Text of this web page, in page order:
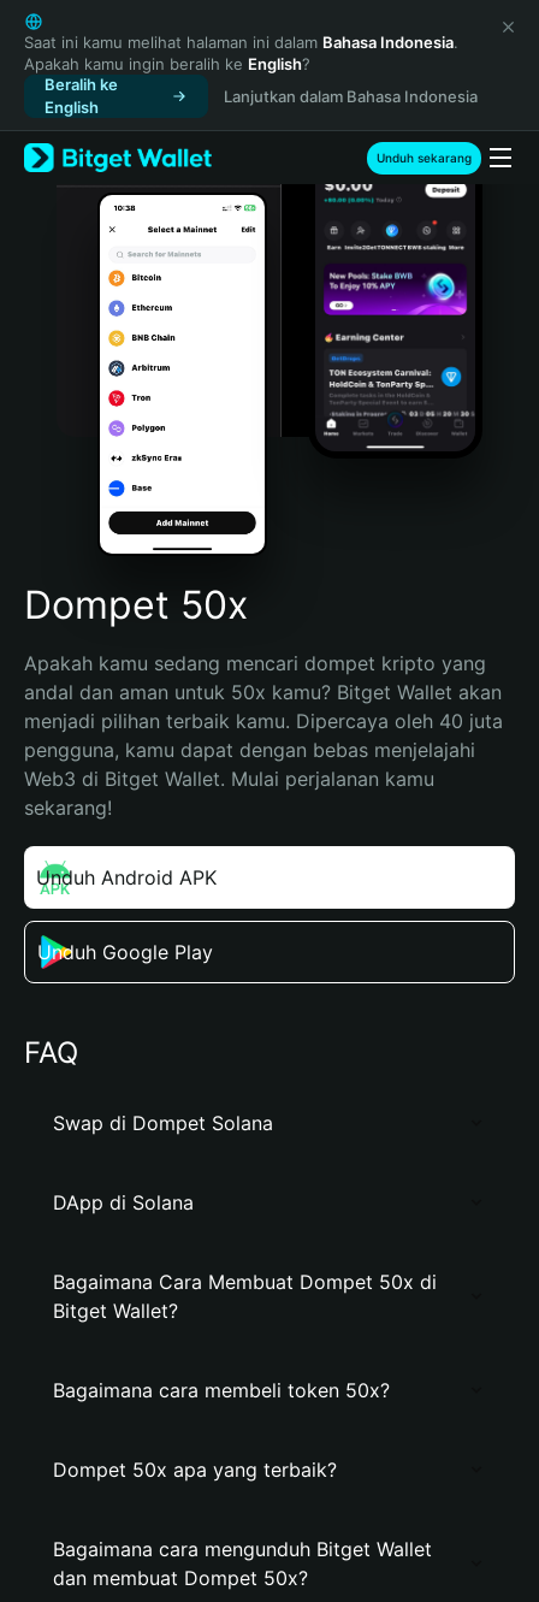
English
日本語
Tiếng Việt
Русский
Español (Latinoamérica)
Türkçe
Italiano
Português (Portugal)
Bahasa Indonesia
Português (Brasil)
Español (Argentina)
Saat ini kamu melihat halaman ini dalam Bahasa Indonesia.
Apakah kamu ingin beralih ke English?
Beralih ke
English
Lanjutkan dalam Bahasa Indonesia
Unduh sekarang
Dompet 50x
Apakah kamu sedang mencari dompet kripto yang
andal dan aman untuk 50x kamu? Bitget Wallet akan
menjadi pilihan terbaik kamu. Dipercaya oleh 40 juta
pengguna, kamu dapat dengan bebas menjelajahi
Web3 di Bitget Wallet. Mulai perjalanan kamu
sekarang!
Unduh Android APK
Unduh Google Play
FAQ
Swap di Dompet Solana
DApp di Solana
Bagaimana Cara Membuat Dompet 50x di
Bitget Wallet?
Bagaimana cara membeli token 50x?
Dompet 50x apa yang terbaik?
Bagaimana cara mengunduh Bitget Wallet
dan membuat Dompet 50x?